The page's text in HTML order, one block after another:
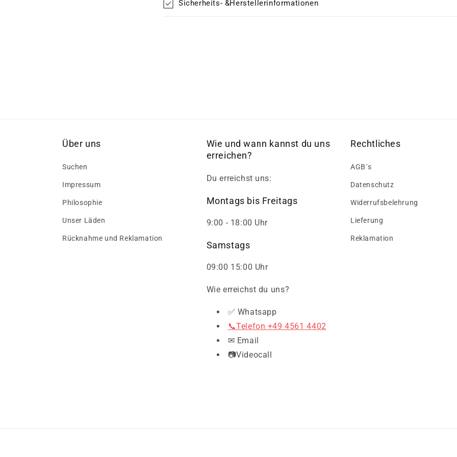
Sicherheits- &Herstellerinformationen
Über uns
Suchen
Impressum
Philosophie
Unser Läden
Rücknahme und Reklamation
Wie und wann kannst du uns
erreichen?
Du erreichst uns:
Montags bis Freitags
9:00 - 18:00 Uhr
Samstags
09:00 15:00 Uhr
Wie erreichst du uns?
✅ Whatsapp
📞Telefon +49 4561 4402
✉ Email
📷Videocall
Rechtliches
AGB´s
Datenschutz
Widerrufsbelehrung
Lieferung
Reklamation